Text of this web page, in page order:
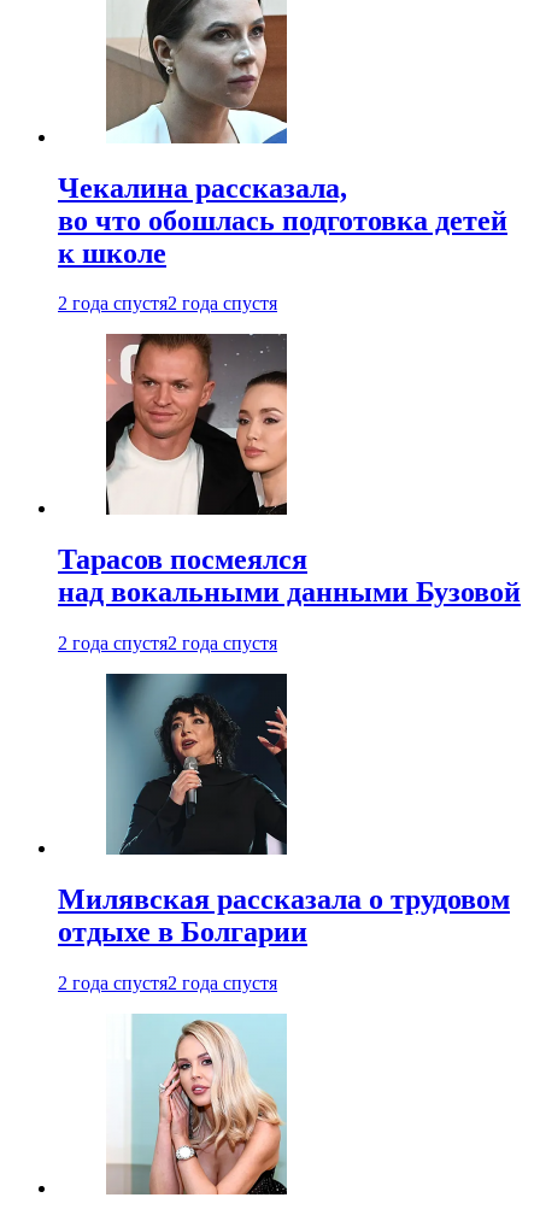
Чекалина рассказала,
во что обошлась подготовка детей
к школе
2 года спустя2 года спустя
Тарасов посмеялся
над вокальными данными Бузовой
2 года спустя2 года спустя
Милявская рассказала о трудовом
отдыхе в Болгарии
2 года спустя2 года спустя